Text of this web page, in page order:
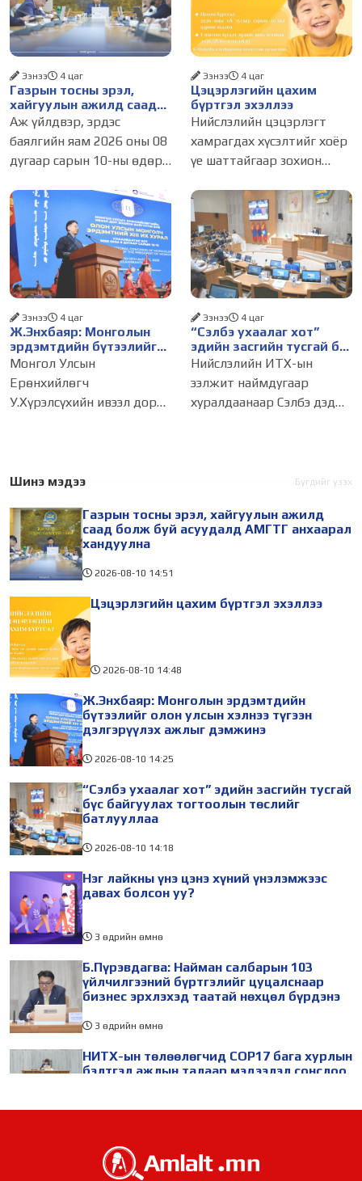
Газрын тосны эрэл,
хайгуулын ажилд саад
болж буй асуудалд
АМГТГ анхаарал
хандуулна
Ээнээ 4 цаг
Аж үйлдвэр, эрдэс
баялгийн яам 2026 оны 08
дугаар сарын 10-ны өдөр
хуралдаанаа зохион
байгуулж, салбарын
ажлуудын хэрэгжилт,
тулгамдсан асуудлуудыг
хэлэлцлээ. Хурлыг Төрийн
нарийн
Цэцэрлэгийн цахим
бүртгэл эхэллээ
Ээнээ 4 цаг
Нийслэлийн цэцэрлэгт
хамрагдах хүсэлтийг хоёр
үе шаттайгаар зохион
элсэлтийн бүртгэл
өнөөдөр буюу 2026 оны 8
дугаар сарын 10-ны
өдрийн 09:00 цагт эхэллээ.
Нэгдүгээр шатны
Ж.Энхбаяр: Монголын
эрдэмтдийн бүтээлийг
олон улсын хэлнээ түгээн
дэлгэрүүлэх ажлыг
дэмжинэ
Ээнээ 4 цаг
Монгол Улсын
Ерөнхийлөгч
У.Хүрэлсүхийн ивээл дор
монголч эрдэмтний XIII Их
ны өдрүүдэд зохион
байгуулагдаж
“Сэлбэ ухаалаг хот”
эдийн засгийн тусгай бүс
байгуулах тогтоолын
төслийг батлууллаа
Ээнээ 4 цаг
Нийслэлийн ИТХ-ын
ээлжит наймдугаар
хуралдаанаар Сэлбэ дэд
хэлэлцүүлж батлуулав.
Чингэлтэйн 14, 18 дугаар
Шинэ мэдээ Бүгдийг үзэх
Газрын тосны эрэл, хайгуулын ажилд
саад болж буй асуудалд АМГТГ анхаарал
хандуулна
2026-08-10 14:51
Цэцэрлэгийн цахим бүртгэл эхэллээ
2026-08-10 14:48
Ж.Энхбаяр: Монголын эрдэмтдийн
бүтээлийг олон улсын хэлнээ түгээн
дэлгэрүүлэх ажлыг дэмжинэ
2026-08-10 14:25
“Сэлбэ ухаалаг хот” эдийн засгийн тусгай
бүс байгуулах тогтоолын төслийг
батлууллаа
2026-08-10 14:18
Нэг лайкны үнэ цэнэ хүний үнэлэмжээс
давах болсон уу?
3 өдрийн өмнө
Б.Пүрэвдагва: Найман салбарын 103
үйлчилгээний бүртгэлийг цуцалснаар
бизнес эрхлэхэд таатай нөхцөл бүрдэнэ
3 өдрийн өмнө
НИТХ-ын төлөөлөгчид COP17 бага хурлын
бэлтгэл ажлын талаар мэдээлэл сонслоо
БНХАУ-ын Ляонин мужийн төлөөлөгчид
НИТХ-ын үйл ажиллагаатай танилцлаа